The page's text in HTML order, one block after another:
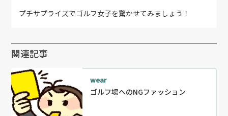
プチサプライズでゴルフ女子を驚かせてみましょう！
関連記事
wear
ゴルフ場へのNGファッション